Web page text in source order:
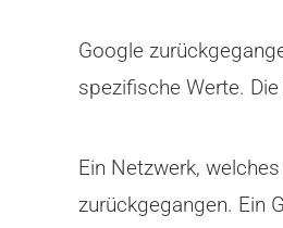
Google
spezifische Werte.
Ein Netzwerk,
zurückgegangen. Ein